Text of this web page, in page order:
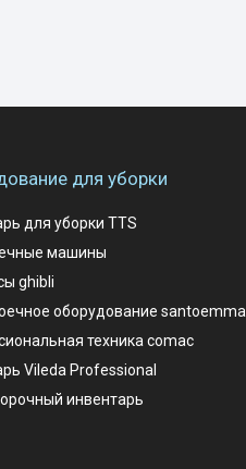
для уборки
для уборки TTS
машины
ghibli
оборудование santoemma
техника comac
Vileda Professional
инвентарь